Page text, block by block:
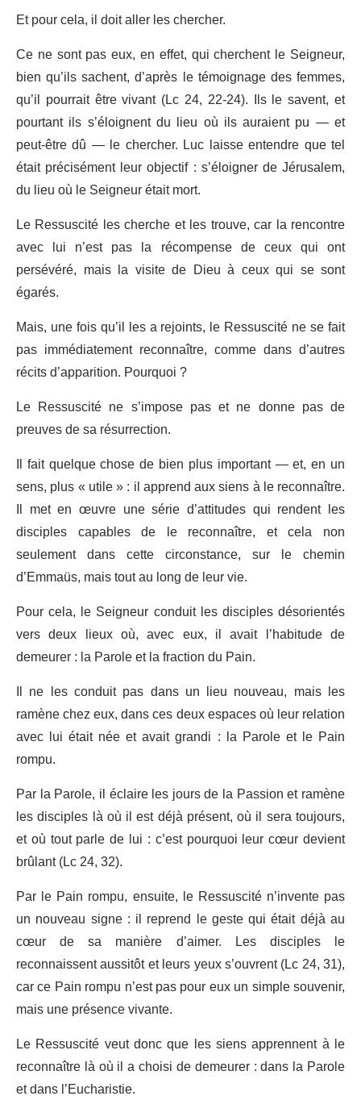
Et pour cela, il doit aller les chercher.
Ce ne sont pas eux, en effet, qui cherchent le Seigneur,
bien qu’ils sachent, d’après le témoignage des femmes,
qu’il pourrait être vivant (Lc 24, 22-24). Ils le savent, et
pourtant ils s’éloignent du lieu où ils auraient pu — et
peut-être dû — le chercher. Luc laisse entendre que tel
était précisément leur objectif : s’éloigner de Jérusalem,
du lieu où le Seigneur était mort.
Le Ressuscité les cherche et les trouve, car la rencontre
avec lui n’est pas la récompense de ceux qui ont
persévéré, mais la visite de Dieu à ceux qui se sont
égarés.
Mais, une fois qu’il les a rejoints, le Ressuscité ne se fait
pas immédiatement reconnaître, comme dans d’autres
récits d’apparition. Pourquoi ?
Le Ressuscité ne s’impose pas et ne donne pas de
preuves de sa résurrection.
Il fait quelque chose de bien plus important — et, en un
sens, plus « utile » : il apprend aux siens à le reconnaître.
Il met en œuvre une série d’attitudes qui rendent les
disciples capables de le reconnaître, et cela non
seulement dans cette circonstance, sur le chemin
d’Emmaüs, mais tout au long de leur vie.
Pour cela, le Seigneur conduit les disciples désorientés
vers deux lieux où, avec eux, il avait l’habitude de
demeurer : la Parole et la fraction du Pain.
Il ne les conduit pas dans un lieu nouveau, mais les
ramène chez eux, dans ces deux espaces où leur relation
avec lui était née et avait grandi : la Parole et le Pain
rompu.
Par la Parole, il éclaire les jours de la Passion et ramène
les disciples là où il est déjà présent, où il sera toujours,
et où tout parle de lui : c’est pourquoi leur cœur devient
brûlant (Lc 24, 32).
Par le Pain rompu, ensuite, le Ressuscité n’invente pas
un nouveau signe : il reprend le geste qui était déjà au
cœur de sa manière d’aimer. Les disciples le
reconnaissent aussitôt et leurs yeux s’ouvrent (Lc 24, 31),
car ce Pain rompu n’est pas pour eux un simple souvenir,
mais une présence vivante.
Le Ressuscité veut donc que les siens apprennent à le
reconnaître là où il a choisi de demeurer : dans la Parole
et dans l’Eucharistie.